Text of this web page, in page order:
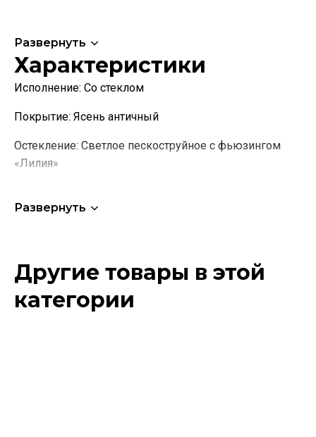
Развернуть
Характеристики
Исполнение: Со стеклом
Покрытие: Ясень античный
Остекление: Светлое пескоструйное с фьюзингом
«Лилия»
Развернуть
Другие товары в этой
категории